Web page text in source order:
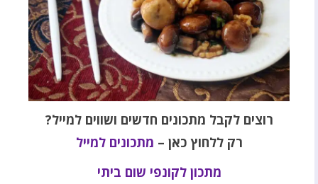
רוצים לקבל מתכונים חדשים ושווים למייל?
רק ללחוץ כאן – מתכונים למייל
מתכון לקונפי שום ביתי